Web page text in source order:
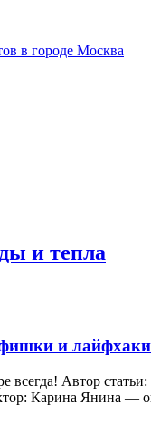
в городе Москва
и тепла
и лайфхаки
всегда! Автор
Карина Янина —